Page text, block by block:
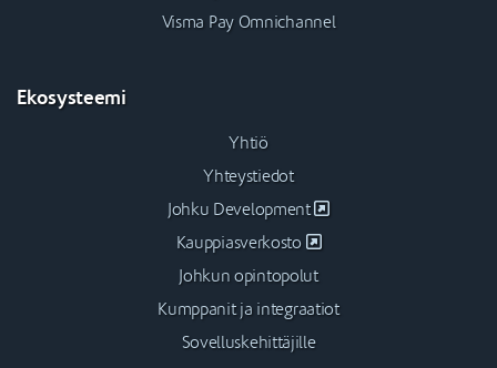
Visma Pay Omnichannel
Ekosysteemi
Yhtiö
Yhteystiedot
Johku Development
Kauppiasverkosto
Johkun opintopolut
Kumppanit ja integraatiot
Sovelluskehittäjille